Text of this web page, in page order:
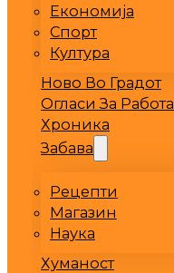
Економија
Спорт
Култура
Ново Во Градот
Огласи За Работа
Хроника
Забава
Рецепти
Магазин
Наука
Хуманост